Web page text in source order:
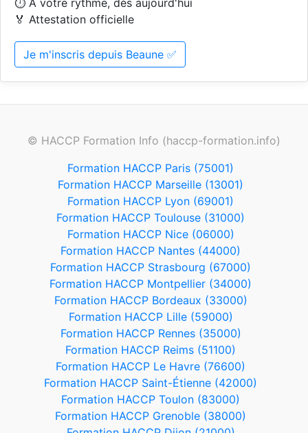
⏱️ A votre rythme, dès aujourd'hui
🏅 Attestation officielle
Je m'inscris depuis Beaune ✅
© HACCP Formation Info (haccp-formation.info)
Formation HACCP Paris (75001)
Formation HACCP Marseille (13001)
Formation HACCP Lyon (69001)
Formation HACCP Toulouse (31000)
Formation HACCP Nice (06000)
Formation HACCP Nantes (44000)
Formation HACCP Strasbourg (67000)
Formation HACCP Montpellier (34000)
Formation HACCP Bordeaux (33000)
Formation HACCP Lille (59000)
Formation HACCP Rennes (35000)
Formation HACCP Reims (51100)
Formation HACCP Le Havre (76600)
Formation HACCP Saint-Étienne (42000)
Formation HACCP Toulon (83000)
Formation HACCP Grenoble (38000)